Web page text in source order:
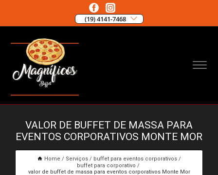
(19) 4141-7468
VALOR DE BUFFET DE MASSA PARA
EVENTOS CORPORATIVOS MONTE MOR
Home Serviços
buffet para eventos corporativos
buffet para corporativo
valor de buffet de massa para eventos corporativos Monte Mor